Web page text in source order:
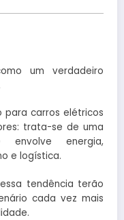
um verdadeiro
para carros elétricos
trata-se de uma
envolve energia,
e logística.
tendência terão
cada vez mais